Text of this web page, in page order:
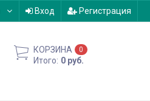
Вход Регистрация
КОРЗИНА 0
Итого: 0 руб.